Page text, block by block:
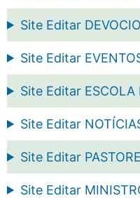
Site Editar
Site Editar
Site Editar ESCOLA
Site Editar
Site Editar
Site Editar